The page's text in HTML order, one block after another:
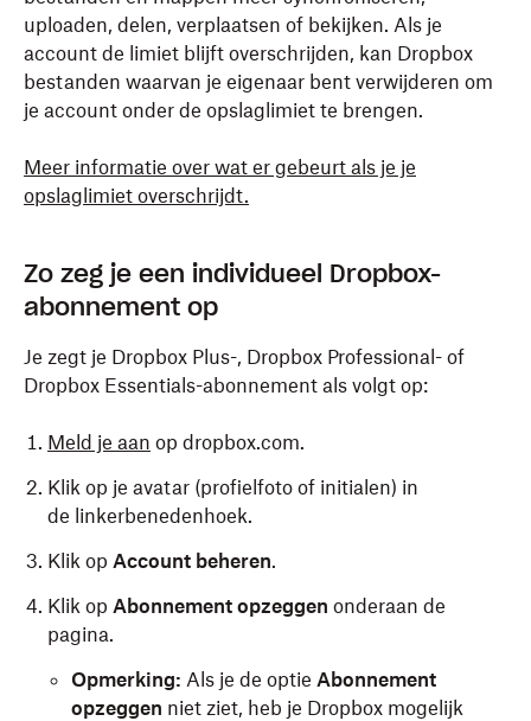
uploaden, delen, verplaatsen of bekijken. Als je
account de limiet blijft overschrijden, kan Dropbox
bestanden waarvan je eigenaar bent verwijderen om
je account onder de opslaglimiet te brengen.
Meer informatie over wat er gebeurt als je je
opslaglimiet overschrijdt.
Zo zeg je een individueel Dropbox-
abonnement op
Je zegt je Dropbox Plus-, Dropbox Professional- of
Dropbox Essentials-abonnement als volgt op:
Meld je aan op dropbox.com.
Klik op je avatar (profielfoto of initialen) in
de linkerbenedenhoek.
Klik op Account beheren.
Klik op Abonnement opzeggen onderaan de
pagina.
Opmerking: Als je de optie Abonnement
opzeggen niet ziet, heb je Dropbox mogelijk